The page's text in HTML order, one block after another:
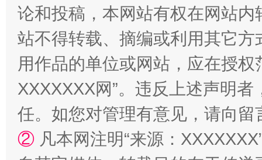
漫山遍野的桃花与雪山、麦地、白藏房 除
论和投稿，本网站有权在网站
站不得转载、摘编或利用其它
用作品的单位或网站，应在授
XXXXXXX网”。违反上述声明
任。如您对管理有意见，请向
② 凡本网注明“来源：